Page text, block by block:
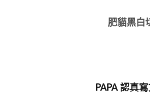
肥貓黑白
PAPA 認真